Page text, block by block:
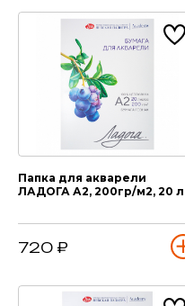
Папка для акварели
ЛАДОГА А2, 200гр/м2, 20 л
720 ₽